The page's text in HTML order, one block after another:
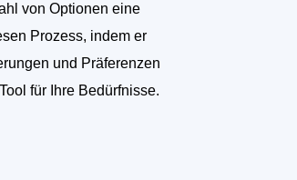
von Optionen eine
Prozess, indem er
und Präferenzen
für Ihre Bedürfnisse.